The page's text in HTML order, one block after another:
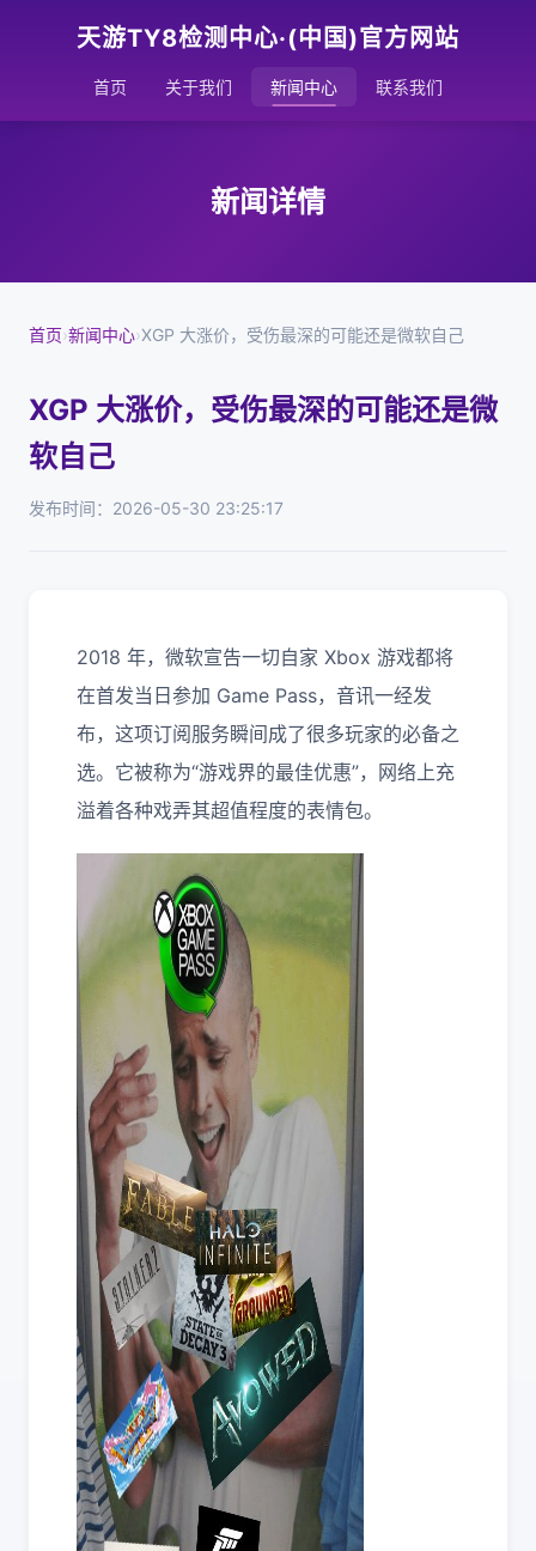
天游TY8检测中心·(中国)官方网站
首页 关于我们 新闻中心 联系我们
新闻详情
首页›新闻中心›XGP 大涨价，受伤最深的可能还是微软自己
XGP 大涨价，受伤最深的可能还是微
软自己
发布时间：2026-05-30 23:25:17
2018 年，微软宣告一切自家 Xbox 游戏都将
在首发当日参加 Game Pass，音讯一经发
布，这项订阅服务瞬间成了很多玩家的必备之
选。它被称为“游戏界的最佳优惠”，网络上充
溢着各种戏弄其超值程度的表情包。